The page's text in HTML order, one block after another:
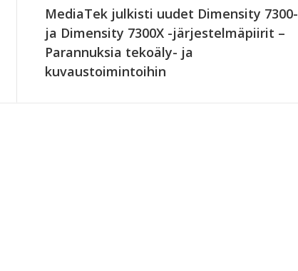
MediaTek julkisti uudet Dimensity 7300-
ja Dimensity 7300X -järjestelmäpiirit –
Parannuksia tekoäly- ja
kuvaustoimintoihin